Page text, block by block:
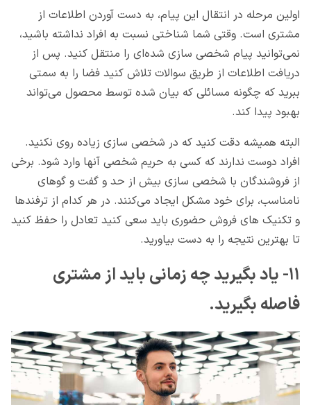
اولین مرحله در انتقال این پیام، به دست آوردن اطلاعات از
مشتری است. وقتی شما شناختی نسبت به افراد نداشته باشید،
نمی‌توانید پیام شخصی سازی شده‌ای را منتقل کنید. پس از
دریافت اطلاعات از طریق سوالات تلاش کنید فضا را به سمتی
ببرید که چگونه مسائلی که بیان شده توسط محصول می‌تواند
بهبود پیدا کند.
البته همیشه دقت کنید که در شخصی سازی زیاده روی نکنید.
افراد دوست ندارند که کسی به حریم شخصی آنها وارد شود. برخی
از فروشندگان با شخصی سازی بیش از حد و گفت و گوهای
نامناسب، برای خود مشکل ایجاد می‌کنند. در هر کدام از ترفندها
و تکنیک های فروش حضوری باید سعی کنید تعادل را حفظ کنید
تا بهترین نتیجه را به دست بیاورید.
۱۱- یاد بگیرید چه زمانی باید از مشتری
فاصله بگیرید.